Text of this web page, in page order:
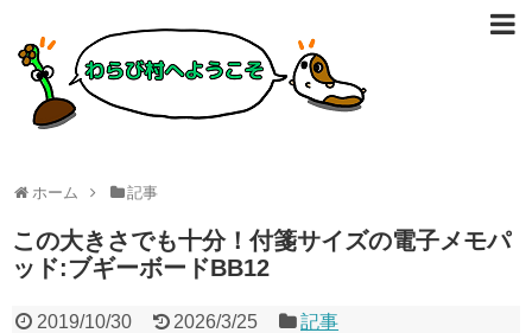
ホーム 記事
この大きさでも十分！付箋サイズの電子メモパ
ッド:ブギーボードBB12
2019/10/30 2026/3/25 記事